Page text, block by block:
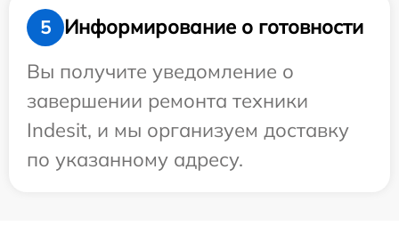
5
Информирование о готовности
Вы получите уведомление о
завершении ремонта техники
Indesit, и мы организуем доставку
по указанному адресу.